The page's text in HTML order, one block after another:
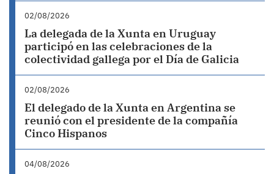
02/08/2026
La delegada de la Xunta en Uruguay
participó en las celebraciones de la
colectividad gallega por el Día de Galicia
02/08/2026
El delegado de la Xunta en Argentina se
reunió con el presidente de la compañía
Cinco Hispanos
04/08/2026